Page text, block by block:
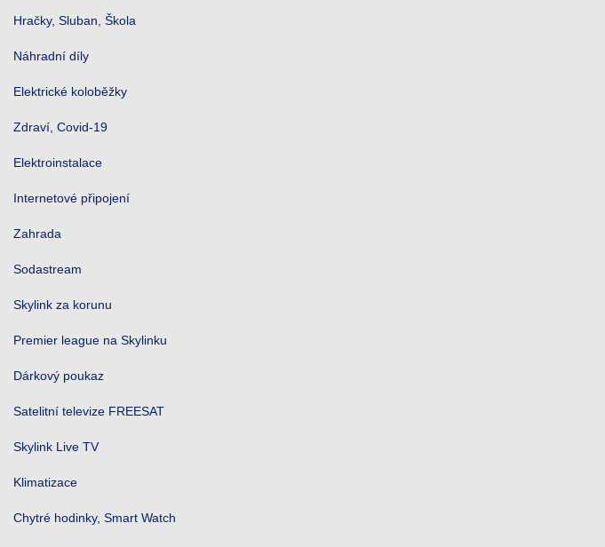
Hračky, Sluban, Škola
Náhradní díly
Elektrické koloběžky
Zdraví, Covid-19
Elektroinstalace
Internetové připojení
Zahrada
Sodastream
Skylink za korunu
Premier league na Skylinku
Dárkový poukaz
Satelitní televize FREESAT
Skylink Live TV
Klimatizace
Chytré hodinky, Smart Watch